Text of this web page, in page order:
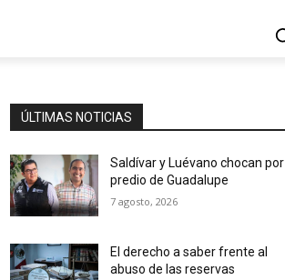
ÚLTIMAS NOTICIAS
Saldívar y Luévano chocan por
predio de Guadalupe
7 agosto, 2026
El derecho a saber frente al
abuso de las reservas